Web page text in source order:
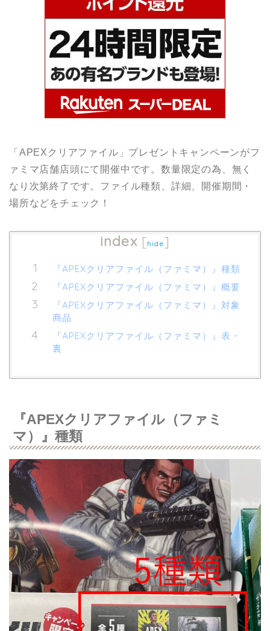
「APEXクリアファイル」プレゼントキャンペーンがフ
ァミマ店舗店頭にて開催中です。数量限定の為、無く
なり次第終了です。ファイル種類、詳細、開催期間・
場所などをチェック！
index [hide]
『APEXクリアファイル（ファミマ）』種類
『APEXクリアファイル（ファミマ）』概要
『APEXクリアファイル（ファミマ）』対象
商品
『APEXクリアファイル（ファミマ）』表・
裏
『APEXクリアファイル（ファミ
マ）』種類